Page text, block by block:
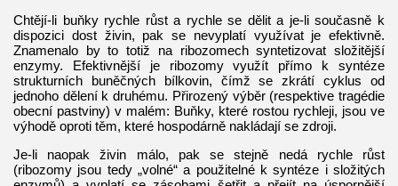
Chtějí-li buňky rychle růst a rychle se dělit a je-li současně k
dispozici dost živin, pak se nevyplatí využívat je efektivně.
Znamenalo by to totiž na ribozomech syntetizovat složitější
enzymy. Efektivnější je ribozomy využít přímo k syntéze
strukturních buněčných bílkovin, čímž se zkrátí cyklus od
jednoho dělení k druhému. Přirozený výběr (respektive tragédie
obecní pastviny) v malém: Buňky, které rostou rychleji, jsou ve
výhodě oproti těm, které hospodárně nakládají se zdroji.
Je-li naopak živin málo, pak se stejně nedá rychle růst
(ribozomy jsou tedy „volné“ a použitelné k syntéze i složitých